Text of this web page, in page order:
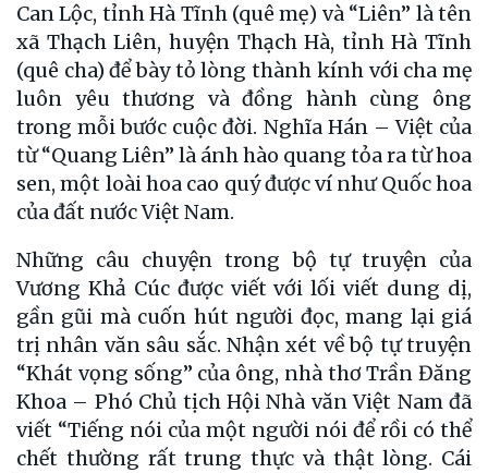
Can Lộc, tỉnh Hà Tĩnh (quê mẹ) và “Liên” là tên
xã Thạch Liên, huyện Thạch Hà, tỉnh Hà Tĩnh
(quê cha) để bày tỏ lòng thành kính với cha mẹ
luôn yêu thương và đồng hành cùng ông
trong mỗi bước cuộc đời. Nghĩa Hán – Việt của
từ “Quang Liên” là ánh hào quang tỏa ra từ hoa
sen, một loài hoa cao quý được ví như Quốc hoa
của đất nước Việt Nam.
Những câu chuyện trong bộ tự truyện của
Vương Khả Cúc được viết với lối viết dung dị,
gần gũi mà cuốn hút người đọc, mang lại giá
trị nhân văn sâu sắc. Nhận xét về bộ tự truyện
“Khát vọng sống” của ông, nhà thơ Trần Đăng
Khoa – Phó Chủ tịch Hội Nhà văn Việt Nam đã
viết “Tiếng nói của một người nói để rồi có thể
chết thường rất trung thực và thật lòng. Cái